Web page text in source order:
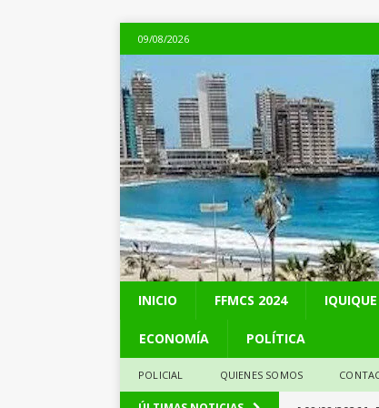
09/08/2026
INICIO FFMCS 2024 IQUIQUE
ECONOMÍA POLÍTICA
POLICIAL QUIENES SOMOS